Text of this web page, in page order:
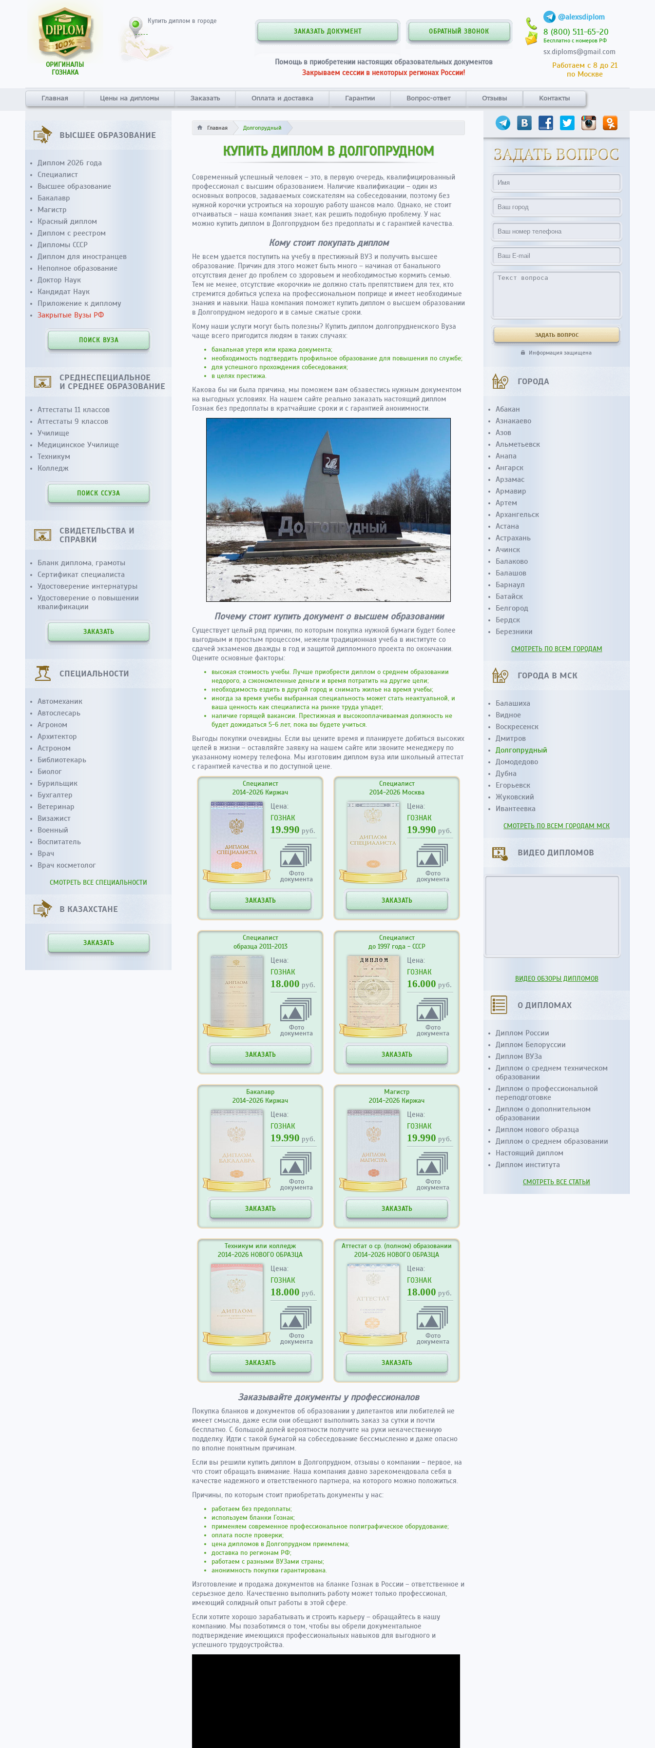
ОРИГИНАЛЫ
ГОЗНАКА
Купить диплом в городе @alexsdiplom
8 (800) 511-65-20
Бесплатно с номеров РФ
sx.diploms@gmail.com
Работаем с 8 до 21
по Москве
ЗАКАЗАТЬ ДОКУМЕНТ ОБРАТНЫЙ ЗВОНОК
Помощь в приобретении настоящих образовательных документов
Закрываем сессии в некоторых регионах России!
Главная Цены на дипломы Заказать Оплата и доставка Гарантии Вопрос-ответ Отзывы Контакты
Главная Долгопрудный
КУПИТЬ ДИПЛОМ В ДОЛГОПРУДНОМ
Современный успешный человек – это, в первую очередь, квалифицированный
профессионал с высшим образованием. Наличие квалификации – один из
основных вопросов, задаваемых соискателям на собеседовании, поэтому без
нужной корочки устроиться на хорошую работу шансов мало. Однако, не стоит
отчаиваться – наша компания знает, как решить подобную проблему. У нас
можно купить диплом в Долгопрудном без предоплаты и с гарантией качества.
Кому стоит покупать диплом
Не всем удается поступить на учебу в престижный ВУЗ и получить высшее
образование. Причин для этого может быть много – начиная от банального
отсутствия денег до проблем со здоровьем и необходимостью кормить семью.
Тем не менее, отсутствие «корочки» не должно стать препятствием для тех, кто
стремится добиться успеха на профессиональном поприще и имеет необходимые
знания и навыки. Наша компания поможет купить диплом о высшем образовании
в Долгопрудном недорого и в самые сжатые сроки.
Кому наши услуги могут быть полезны? Купить диплом долгопрудненского Вуза
чаще всего пригодится людям в таких случаях:
банальная утеря или кража документа;
необходимость подтвердить профильное образование для повышения по службе;
для успешного прохождения собеседования;
в целях престижа.
Какова бы ни была причина, мы поможем вам обзавестись нужным документом
на выгодных условиях. На нашем сайте реально заказать настоящий диплом
Гознак без предоплаты в кратчайшие сроки и с гарантией анонимности.
Почему стоит купить документ о высшем образовании
Существует целый ряд причин, по которым покупка нужной бумаги будет более
выгодным и простым процессом, нежели традиционная учеба в институте со
сдачей экзаменов дважды в год и защитой дипломного проекта по окончании.
Оцените основные факторы:
высокая стоимость учебы. Лучше приобрести диплом о среднем образовании
недорого, а сэкономленные деньги и время потратить на другие цели;
необходимость ездить в другой город и снимать жилье на время учебы;
иногда за время учебы выбранная специальность может стать неактуальной, и
ваша ценность как специалиста на рынке труда упадет;
наличие горящей вакансии. Престижная и высокооплачиваемая должность не
будет дожидаться 5-6 лет, пока вы будете учиться.
Выгоды покупки очевидны. Если вы цените время и планируете добиться высоких
целей в жизни – оставляйте заявку на нашем сайте или звоните менеджеру по
указанному номеру телефона. Мы изготовим диплом вуза или школьный аттестат
с гарантией качества и по доступной цене.
Специалист
2014-2026 Киржач
Цена:
ГОЗНАК
19.990 руб.
Фото
документа
ЗАКАЗАТЬ
Специалист
2014-2026 Москва
Цена:
ГОЗНАК
19.990 руб.
Фото
документа
ЗАКАЗАТЬ
Специалист
образца 2011-2013
Цена:
ГОЗНАК
18.000 руб.
Фото
документа
ЗАКАЗАТЬ
Специалист
до 1997 года - СССР
Цена:
ГОЗНАК
16.000 руб.
Фото
документа
ЗАКАЗАТЬ
Бакалавр
2014-2026 Киржач
Цена:
ГОЗНАК
19.990 руб.
Фото
документа
ЗАКАЗАТЬ
Магистр
2014-2026 Киржач
Цена:
ГОЗНАК
19.990 руб.
Фото
документа
ЗАКАЗАТЬ
Техникум или колледж
2014-2026 НОВОГО ОБРАЗЦА
Цена:
ГОЗНАК
18.000 руб.
Фото
документа
ЗАКАЗАТЬ
Аттестат о ср. (полном) образовании
2014-2026 НОВОГО ОБРАЗЦА
Цена:
ГОЗНАК
18.000 руб.
Фото
документа
ЗАКАЗАТЬ
Заказывайте документы у профессионалов
Покупка бланков и документов об образовании у дилетантов или любителей не
имеет смысла, даже если они обещают выполнить заказ за сутки и почти
бесплатно. С большой долей вероятности получите на руки некачественную
подделку. Идти с такой бумагой на собеседование бессмысленно и даже опасно
по вполне понятным причинам.
Если вы решили купить диплом в Долгопрудном, отзывы о компании – первое, на
что стоит обращать внимание. Наша компания давно зарекомендовала себя в
качестве надежного и ответственного партнера, на которого можно положиться.
Причины, по которым стоит приобретать документы у нас:
работаем без предоплаты;
используем бланки Гознак;
применяем современное профессиональное полиграфическое оборудование;
оплата после проверки;
цена дипломов в Долгопрудном приемлема;
доставка по регионам РФ;
работаем с разными ВУЗами страны;
анонимность покупки гарантирована.
Изготовление и продажа документов на бланке Гознак в России – ответственное и
серьезное дело. Качественно выполнить работу может только профессионал,
имеющий солидный опыт работы в этой сфере.
Если хотите хорошо зарабатывать и строить карьеру – обращайтесь в нашу
компанию. Мы позаботимся о том, чтобы вы обрели документальное
подтверждение имеющихся профессиональных навыков для выгодного и
успешного трудоустройства.
ВЫСШЕЕ ОБРАЗОВАНИЕ
Диплом 2026 года
Специалист
Высшее образование
Бакалавр
Магистр
Красный диплом
Диплом с реестром
Дипломы СССР
Диплом для иностранцев
Неполное образование
Доктор Наук
Кандидат Наук
Приложение к диплому
Закрытые Вузы РФ
ПОИСК ВУЗА
СРЕДНЕСПЕЦИАЛЬНОЕ
И СРЕДНЕЕ ОБРАЗОВАНИЕ
Аттестаты 11 классов
Аттестаты 9 классов
Училище
Медицинское Училище
Техникум
Колледж
ПОИСК ССУЗА
СВИДЕТЕЛЬСТВА И
СПРАВКИ
Бланк диплома, грамоты
Сертификат специалиста
Удостоверение интернатуры
Удостоверение о повышении
квалификации
ЗАКАЗАТЬ
СПЕЦИАЛЬНОСТИ
Автомеханик
Автослесарь
Агроном
Архитектор
Астроном
Библиотекарь
Биолог
Бурильщик
Бухгалтер
Ветеринар
Визажист
Военный
Воспитатель
Врач
Врач косметолог
СМОТРЕТЬ ВСЕ СПЕЦИАЛЬНОСТИ
В КАЗАХСТАНЕ
ЗАКАЗАТЬ
Информация защищена
ГОРОДА
Абакан
Азнакаево
Азов
Альметьевск
Анапа
Ангарск
Арзамас
Армавир
Артем
Архангельск
Астана
Астрахань
Ачинск
Балаково
Балашов
Барнаул
Батайск
Белгород
Бердск
Березники
СМОТРЕТЬ ПО ВСЕМ ГОРОДАМ
ГОРОДА В МСК
Балашиха
Видное
Воскресенск
Дмитров
Долгопрудный
Домодедово
Дубна
Егорьевск
Жуковский
Ивантеевка
СМОТРЕТЬ ПО ВСЕМ ГОРОДАМ МСК
ВИДЕО ДИПЛОМОВ
ВИДЕО ОБЗОРЫ ДИПЛОМОВ
О ДИПЛОМАХ
Диплом России
Диплом Белоруссии
Диплом ВУЗа
Диплом о среднем техническом
образовании
Диплом о профессиональной
переподготовке
Диплом о дополнительном
образовании
Диплом нового образца
Диплом о среднем образовании
Настоящий диплом
Диплом института
СМОТРЕТЬ ВСЕ СТАТЬИ